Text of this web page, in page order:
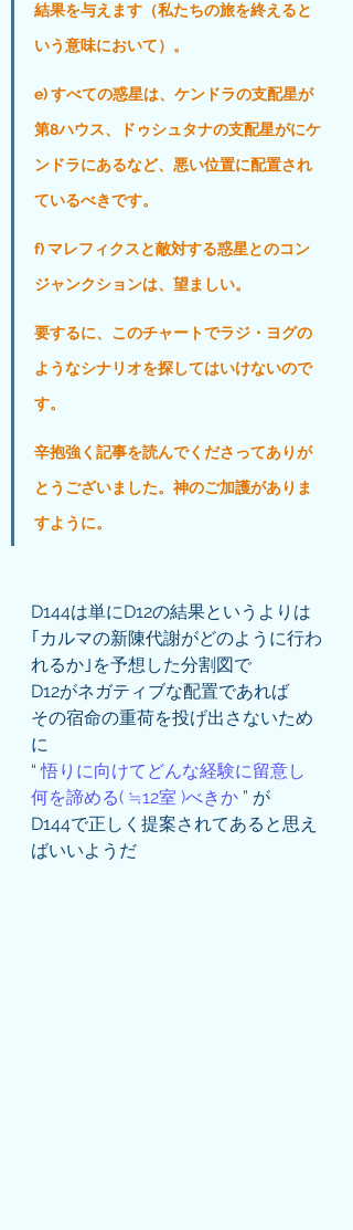
結果を与えます（私たちの旅を終えると
いう意味において）。
e) すべての惑星は、ケンドラの支配星が
第8ハウス、ドゥシュタナの支配星がにケ
ンドラにあるなど、悪い位置に配置され
ているべきです。
f) マレフィクスと敵対する惑星とのコン
ジャンクションは、望ましい。
要するに、このチャートでラジ・ヨグの
ようなシナリオを探してはいけないので
す。
辛抱強く記事を読んでくださってありが
とうございました。神のご加護がありま
すように。
D144は単にD12の結果というよりは
｢カルマの新陳代謝がどのように行わ
れるか｣を予想した分割図で
D12がネガティブな配置であれば
その宿命の重荷を投げ出さないため
に
“ 悟りに向けてどんな経験に留意し
何を諦める( ≒12室 )べきか ” が
D144で正しく提案されてあると思え
ばいいようだ